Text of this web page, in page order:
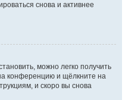
снова и активнее
можно легко получить
конференцию и щёлкните на
и скоро вы снова